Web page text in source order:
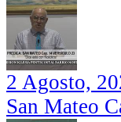
2 Agosto,
San Mateo